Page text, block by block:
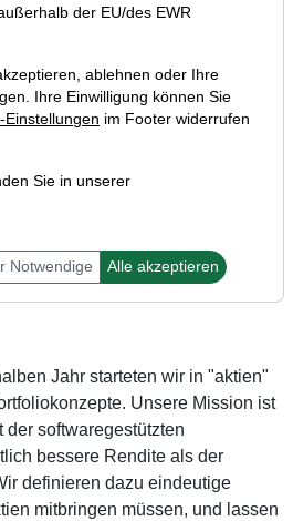
Jahr starteten wir in "aktien"
Unsere Mission ist
softwaregestützten
bessere Rendite als der
definieren dazu eindeutige
mitbringen müssen, und lassen
der EU/des EWR
ablehnen oder Ihre
Ihre Einwilligung können Sie
Einstellungen im Footer widerrufen
Sie in unserer
Notwendige Alle akzeptieren